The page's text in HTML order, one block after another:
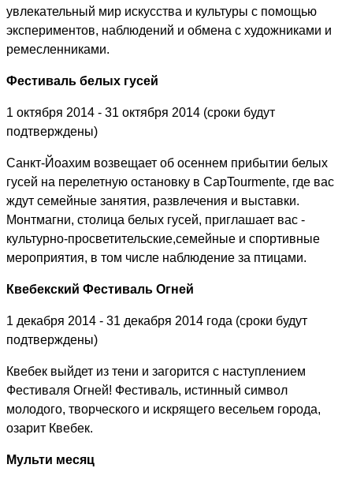
увлекательный мир искусства и культуры с помощью
экспериментов, наблюдений и обмена с художниками и
ремесленниками.
Фестиваль белых гусей
1 октября 2014 - 31 октября 2014 (сроки будут
подтверждены)
Санкт-Йоахим возвещает об осеннем прибытии белых
гусей на перелетную остановку в CapTourmente, где вас
ждут семейные занятия, развлечения и выставки.
Монтмагни, столица белых гусей, приглашает вас -
культурно-просветительские,семейные и спортивные
мероприятия, в том числе наблюдение за птицами.
Квебекский Фестиваль Огней
1 декабря 2014 - 31 декабря 2014 года (сроки будут
подтверждены)
Квебек выйдет из тени и загорится с наступлением
Фестиваля Огней! Фестиваль, истинный символ
молодого, творческого и искрящего весельем города,
озарит Квебек.
Мульти месяц